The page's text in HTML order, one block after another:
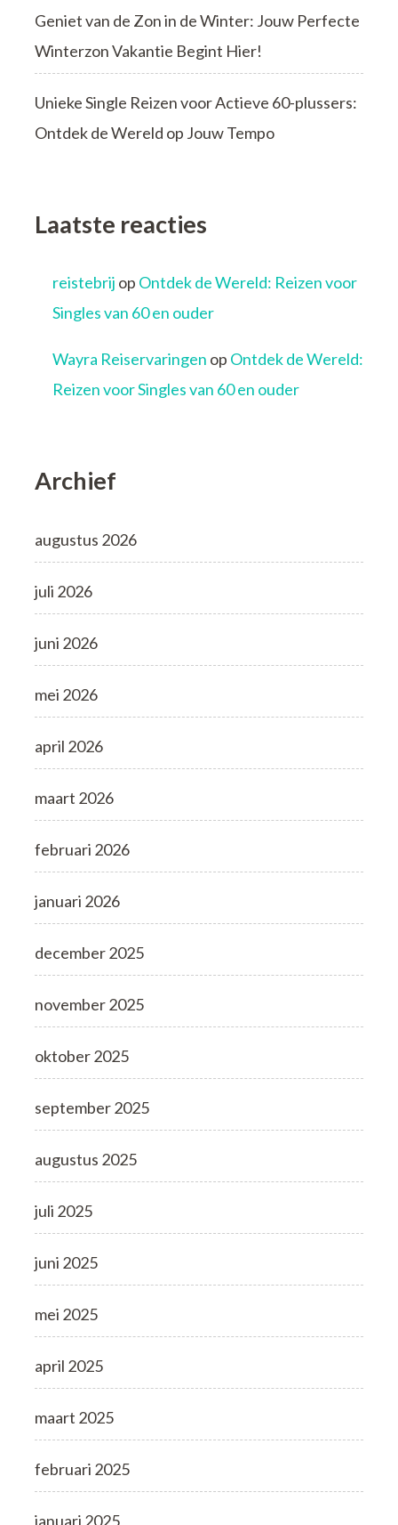
Geniet van de Zon in de Winter: Jouw Perfecte
Winterzon Vakantie Begint Hier!
Unieke Single Reizen voor Actieve 60-plussers:
Ontdek de Wereld op Jouw Tempo
Laatste reacties
reistebrij op Ontdek de Wereld: Reizen voor
Singles van 60 en ouder
Wayra Reiservaringen op Ontdek de Wereld:
Reizen voor Singles van 60 en ouder
Archief
augustus 2026
juli 2026
juni 2026
mei 2026
april 2026
maart 2026
februari 2026
januari 2026
december 2025
november 2025
oktober 2025
september 2025
augustus 2025
juli 2025
juni 2025
mei 2025
april 2025
maart 2025
februari 2025
januari 2025